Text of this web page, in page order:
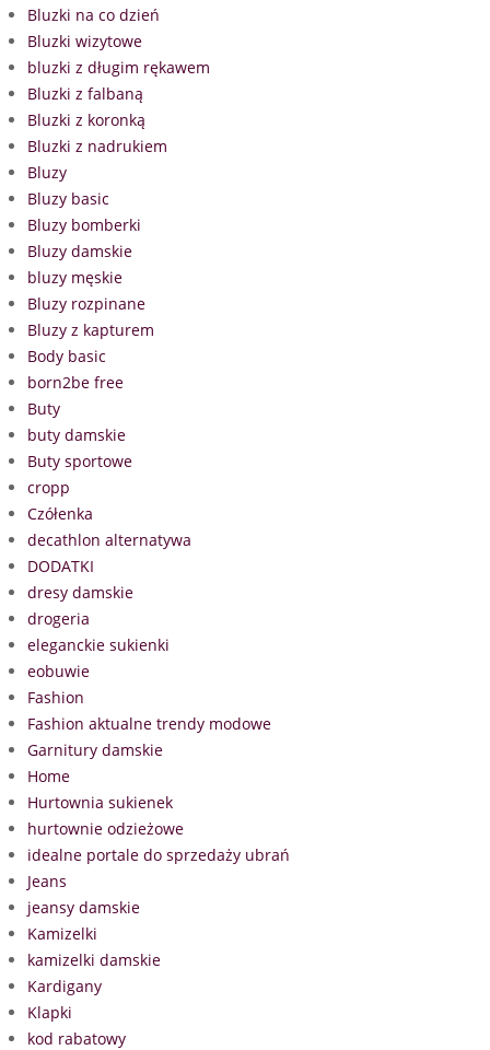
Bluzki na co dzień
Bluzki wizytowe
bluzki z długim rękawem
Bluzki z falbaną
Bluzki z koronką
Bluzki z nadrukiem
Bluzy
Bluzy basic
Bluzy bomberki
Bluzy damskie
bluzy męskie
Bluzy rozpinane
Bluzy z kapturem
Body basic
born2be free
Buty
buty damskie
Buty sportowe
cropp
Czółenka
decathlon alternatywa
DODATKI
dresy damskie
drogeria
eleganckie sukienki
eobuwie
Fashion
Fashion aktualne trendy modowe
Garnitury damskie
Home
Hurtownia sukienek
hurtownie odzieżowe
idealne portale do sprzedaży ubrań
Jeans
jeansy damskie
Kamizelki
kamizelki damskie
Kardigany
Klapki
kod rabatowy